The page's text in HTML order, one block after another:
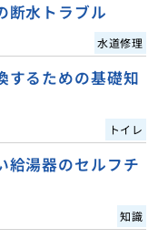
断水トラブル
水道修理
するための基礎知
トイレ
給湯器のセルフチ
知識